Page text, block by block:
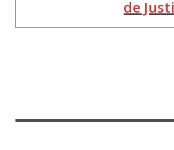
de